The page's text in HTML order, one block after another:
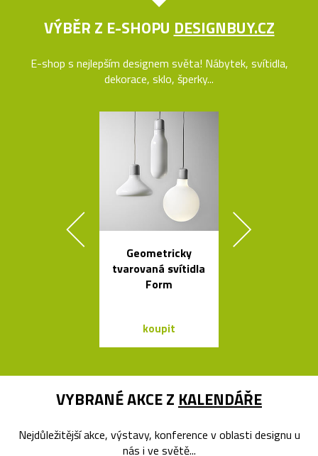
VÝBĚR Z E-SHOPU DESIGNBUY.CZ
E-shop s nejlepším designem světa! Nábytek, svítidla,
dekorace, sklo, šperky...
Geometricky
tvarovaná svítidla
Form
koupit
VYBRANÉ AKCE Z KALENDÁŘE
Nejdůležitější akce, výstavy, konference v oblasti designu u
nás i ve světě...